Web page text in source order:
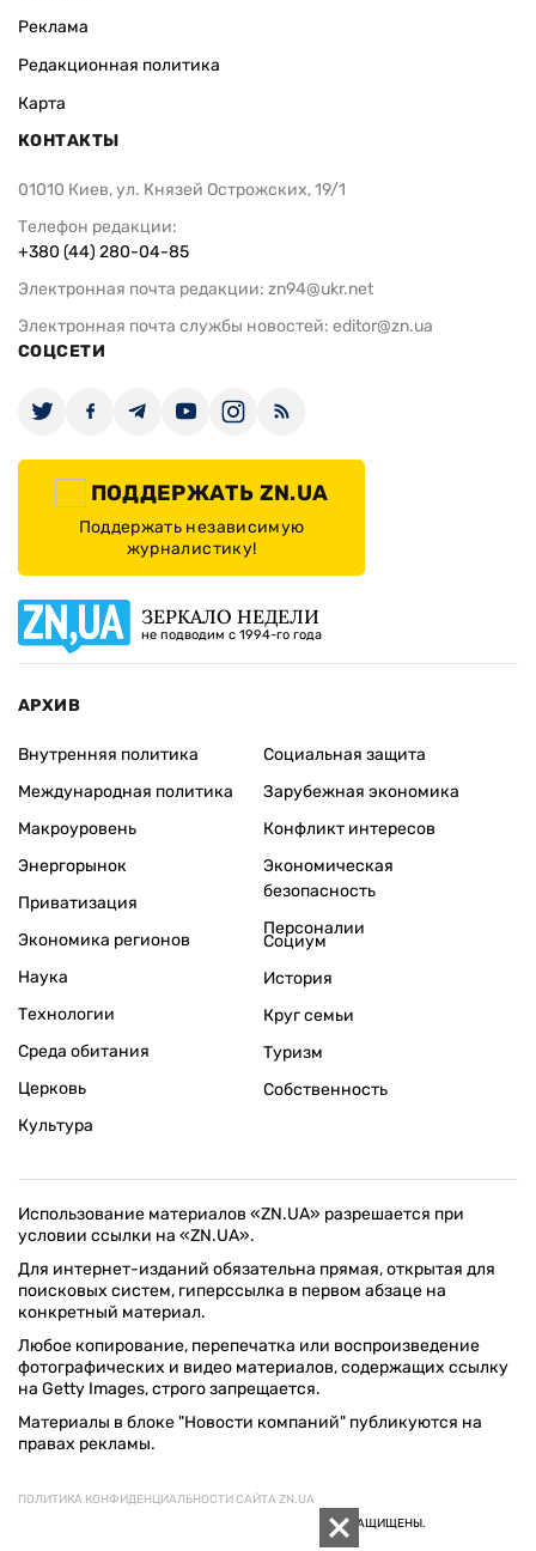
Реклама
Редакционная политика
Карта
КОНТАКТЫ
01010 Киев, ул. Князей Острожских, 19/1
Телефон редакции:
+380 (44) 280-04-85
Электронная почта редакции: zn94@ukr.net
Электронная почта службы новостей: editor@zn.ua
СОЦСЕТИ
ПОДДЕРЖАТЬ ZN.UA
Поддержать независимую
журналистику!
ЗЕРКАЛО НЕДЕЛИ
не подводим с 1994-го года
АРХИВ
Внутренняя политика
Международная политика
Макроуровень
Энергорынок
Приватизация
Экономика регионов
Социальная защита
Зарубежная экономика
Конфликт интересов
Экономическая
безопасность
Персоналии
Наука
Технологии
Среда обитания
Церковь
Культура
Социум
История
Круг семьи
Туризм
Собственность
Использование материалов «ZN.UA» разрешается при
условии ссылки на «ZN.UA».
Для интернет-изданий обязательна прямая, открытая для
поисковых систем, гиперссылка в первом абзаце на
конкретный материал.
Любое копирование, перепечатка или воспроизведение
фотографических и видео материалов, содержащих ссылку
на Getty Images, строго запрещается.
Материалы в блоке "Новости компаний" публикуются на
правах рекламы.
ПОЛИТИКА КОНФИДЕНЦИАЛЬНОСТИ САЙТА ZN.UA
© 1994–2026 «ЗЕРКАЛО НЕДЕЛИ. УКРАИНА». ВСЕ ПРАВА ЗАЩИЩЕНЫ.